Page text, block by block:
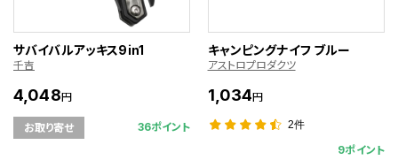
サバイバルアッキス9in1
千吉
4,048円
お取り寄せ 36ポイント
キャンピングナイフ ブルー
アストロプロダクツ
1,034円
2件
9ポイント